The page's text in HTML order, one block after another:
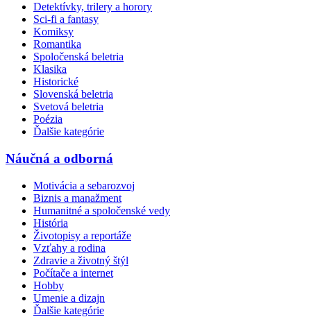
Detektívky, trilery a horory
Sci-fi a fantasy
Komiksy
Romantika
Spoločenská beletria
Klasika
Historické
Slovenská beletria
Svetová beletria
Poézia
Ďalšie kategórie
Náučná a odborná
Motivácia a sebarozvoj
Biznis a manažment
Humanitné a spoločenské vedy
História
Životopisy a reportáže
Vzťahy a rodina
Zdravie a životný štýl
Počítače a internet
Hobby
Umenie a dizajn
Ďalšie kategórie